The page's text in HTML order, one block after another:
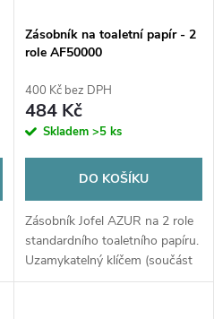
Zásobník na toaletní papír - 2
role AF50000
400 Kč bez DPH
484 Kč
Skladem >5 ks
DO KOŠÍKU
Zásobník Jofel AZUR na 2 role
standardního toaletního papíru.
Uzamykatelný klíčem (součást
balení). Sklopný čelní panel,